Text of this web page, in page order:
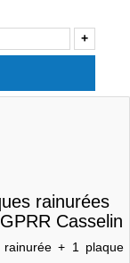
+
rainurées
Casselin
rainurée + 1 plaque